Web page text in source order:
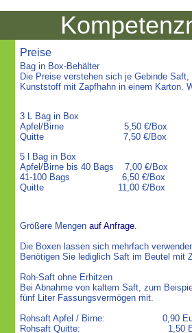
Preise
Bag in Box-Behälter
Die Preise verstehen sich je Gebinde
Kunststoff mit Zapfhahn in einem Karton.
3 L Bag in Box
Apfel/Birne 5,50 €/Box
Quitte 7,50 €/Box
5 l Bag in Box
Apfel/Birne bis 40 Bags 7,00 €/Box
41-100 Bags 6,50 €/Box
Quitte 11,00 €/Box
Größere Mengenauf Anfrage.
Die Boxen lassen sich mehrfach
Benötigen Sie lediglich Saft im Beutel mit
Roh-Saft ohne Erhitzen
Bei Abnahme von kaltem Saft, zum
fünf Liter Fassungsvermögen mit.
Rohsaft Apfel / Birne: 0,90
Rohsaft Quitte: 1,50